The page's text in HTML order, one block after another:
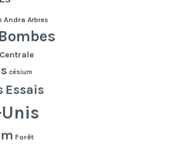
Andra Arbres
césium
Essais
Forêt